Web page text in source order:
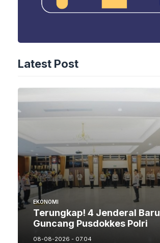
Latest Post
EKONOMI
Terungkap! 4 Jenderal Baru
Guncang Pusdokkes Polri
08-08-2026 - 07.04